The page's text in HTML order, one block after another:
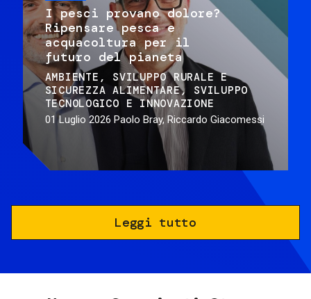
I pesci provano dolore?
Ripensare pesca e
acquacoltura per il
futuro del pianeta
AMBIENTE
SVILUPPO RURALE E
SICUREZZA ALIMENTARE
SVILUPPO
TECNOLOGICO E INNOVAZIONE
01 Luglio 2026 Paolo Bray, Riccardo Giacomessi
Leggi tutto